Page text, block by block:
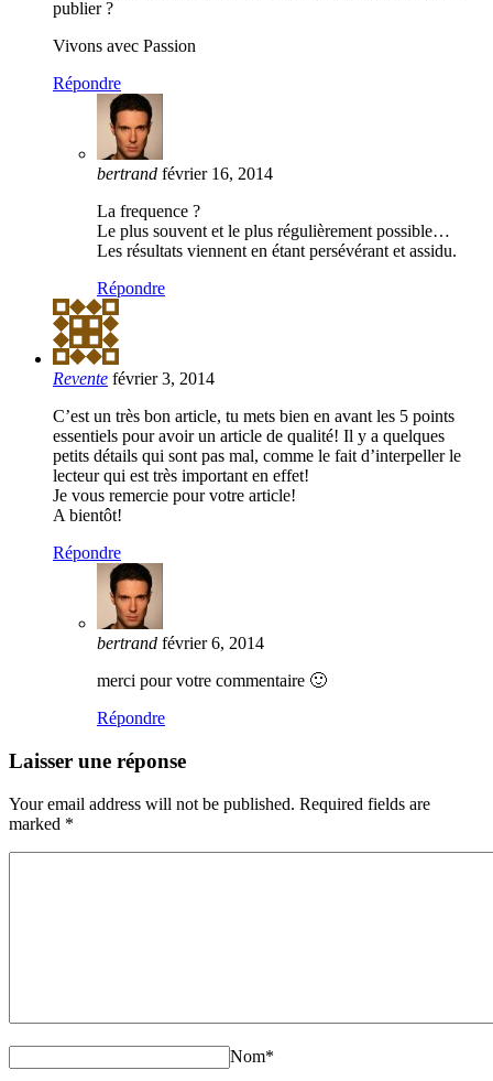
publier ?
Vivons avec Passion
Répondre
bertrand février 16, 2014
La frequence ?
Le plus souvent et le plus régulièrement possible…
Les résultats viennent en étant persévérant et assidu.
Répondre
Revente février 3, 2014
C’est un très bon article, tu mets bien en avant les 5 points
essentiels pour avoir un article de qualité! Il y a quelques
petits détails qui sont pas mal, comme le fait d’interpeller le
lecteur qui est très important en effet!
Je vous remercie pour votre article!
A bientôt!
Répondre
bertrand février 6, 2014
merci pour votre commentaire 🙂
Répondre
Laisser une réponse
Your email address will not be published. Required fields are
marked *
Nom*